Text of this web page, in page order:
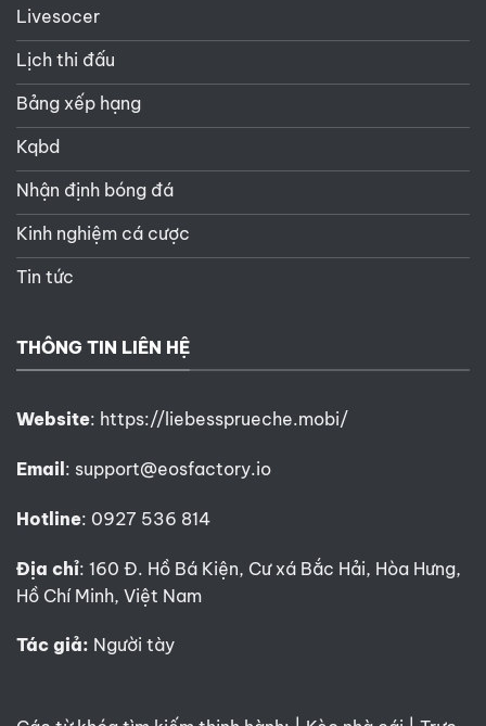
Livesocer
Lịch thi đấu
Bảng xếp hạng
Kqbd
Nhận định bóng đá
Kinh nghiệm cá cược
Tin tức
THÔNG TIN LIÊN HỆ
Website: https://liebessprueche.mobi/
Email : support@eosfactory.io
Hotline: 0927 536 814
Địa chỉ: 160 Đ. Hồ Bá Kiện, Cư xá Bắc Hải, Hòa Hưng,
Hồ Chí Minh, Việt Nam
Tác giả: Người tày